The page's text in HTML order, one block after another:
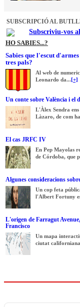
SUBSCRIPCIÓ AL
Subscriviu-vos
HO SABIES...?
Sabies que l'escut
tres pals?
Al web de
Leonardo da... [+]
Un conte sobre València i el
L'Àlex Sendra
Làzaro, de com
El cas JRFC IV
En Pep Mayolas
de Córdoba, que
Algunes consideracions
Un cop feta
l'Albert Fortuny
L'origen de Farragut
Francisco
Un mapa
ciutat